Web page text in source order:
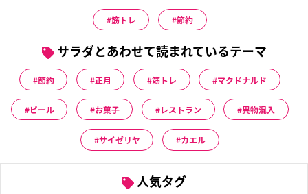
筋トレ 節約
サラダとあわせて読まれているテーマ
節約 正月 筋トレ マクドナルド
ビール お菓子 レストラン 異物混入
サイゼリヤ カエル
人気タグ